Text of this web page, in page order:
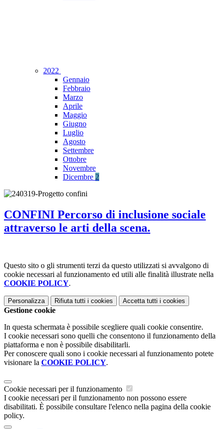
2022
Gennaio
Febbraio
Marzo
Aprile
Maggio
Giugno
Luglio
Agosto
Settembre
Ottobre
Novembre
Dicembre 2
CONFINI Percorso di inclusione sociale
attraverso le arti della scena.
Questo sito o gli strumenti terzi da questo utilizzati si avvalgono di
cookie necessari al funzionamento ed utili alle finalità illustrate nella
COOKIE POLICY.
Personalizza Rifiuta tutti i cookies Accetta tutti i cookies
Gestione cookie
In questa schermata è possibile scegliere quali cookie consentire.
I cookie necessari sono quelli che consentono il funzionamento della
piattaforma e non è possibile disabilitarli.
Per conoscere quali sono i cookie necessari al funzionamento potete
visionare la COOKIE POLICY.
Cookie necessari per il funzionamento
I cookie necessari per il funzionamento non possono essere
disabilitati. È possibile consultare l'elenco nella pagina della cookie
policy.